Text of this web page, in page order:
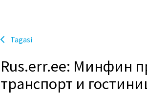
Tagasi
Rus.err.ee: Минфин
транспорт и